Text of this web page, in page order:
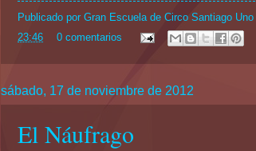
Publicado por Gran Escuela de Circo Santiago Uno
23:46
0 comentarios
sábado, 17 de noviembre de 2012
El Náufrago